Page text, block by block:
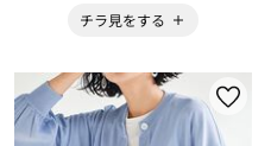
チラ見をする